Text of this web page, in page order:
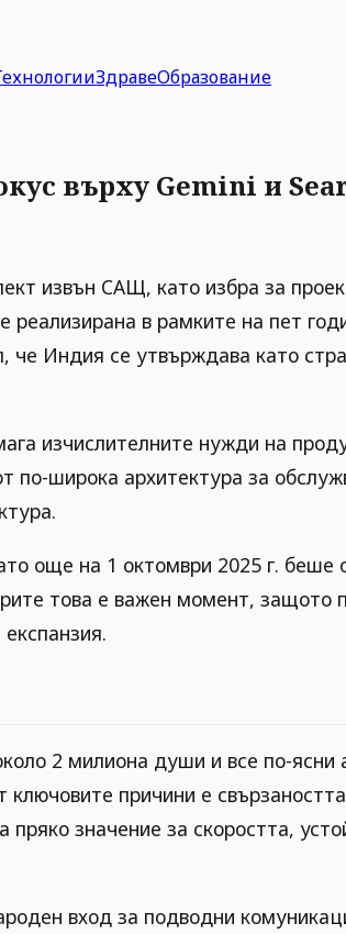
ЗдравеОбразование
върху Gemini и
извън САЩ, като избра за
в рамките на пет
Индия се утвърждава като
изчислителните нужди на
по-широка архитектура за
още на 1 октомври 2025 г. беше
това е важен момент, защото
2 милиона души и все по-
причини е
значение за скоростта,
вход за подводни